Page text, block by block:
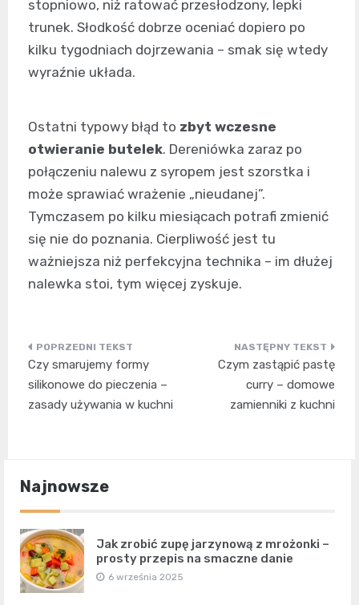
stopniowo, niż ratować przesłodzony, lepki
trunek. Słodkość dobrze oceniać dopiero po
kilku tygodniach dojrzewania – smak się wtedy
wyraźnie układa.
Ostatni typowy błąd to zbyt wczesne
otwieranie butelek. Dereniówka zaraz po
połączeniu nalewu z syropem jest szorstka i
może sprawiać wrażenie „nieudanej”.
Tymczasem po kilku miesiącach potrafi zmienić
się nie do poznania. Cierpliwość jest tu
ważniejsza niż perfekcyjna technika – im dłużej
nalewka stoi, tym więcej zyskuje.
Nawigacja
wpisu
Czy smarujemy formy
silikonowe do pieczenia –
zasady używania w kuchni
Czym zastąpić pastę
curry – domowe
zamienniki z kuchni
Najnowsze
Jak zrobić zupę jarzynową z mrożonki –
prosty przepis na smaczne danie
6 września 2025